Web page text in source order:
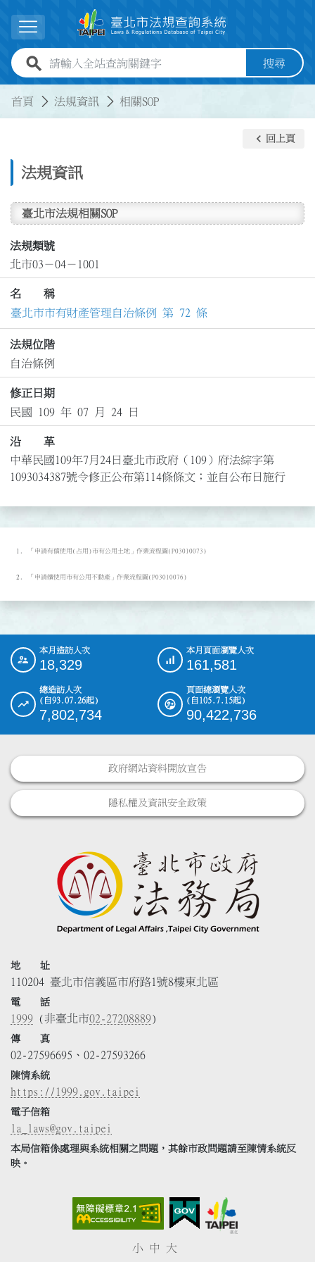
展開選單
全站查詢關鍵字欄位 搜尋
首頁 法規資訊 相關SOP
法規資訊
keyboard_arrow_left 回上頁
臺北市法規相關SOP
法規類號
北市03－04－1001
名 稱
臺北市市有財產管理自治條例 第 72 條
法規位階
自治條例
修正日期
民國 109 年 07 月 24 日
沿 革
中華民國109年7月24日臺北市政府（109）府法綜字第
1093034387號令修正公布第114條條文；並自公布日施行
「申請有償使用(占用)市有公用土地」作業流程圖(P03010073)
「申請續使用市有公用不動產」作業流程圖(P03010076)
::: 本月造訪人次
18,329
本月頁面瀏覽人次
161,581
總造訪人次
(自93.07.26起)
7,802,734
頁面總瀏覽人次
(自105.7.15起)
90,422,736
政府網站資料開放宣告
隱私權及資訊安全政策
地 址
110204 臺北市信義區市府路1號8樓東北區
電 話
1999 (非臺北市02-27208889)
傳 真
02-27596695、02-27593266
陳情系統
https://1999.gov.taipei
電子信箱
la_laws@gov.taipei
本局信箱係處理與系統相關之問題，其餘市政問題請至陳情系統反
映。
小 中 大